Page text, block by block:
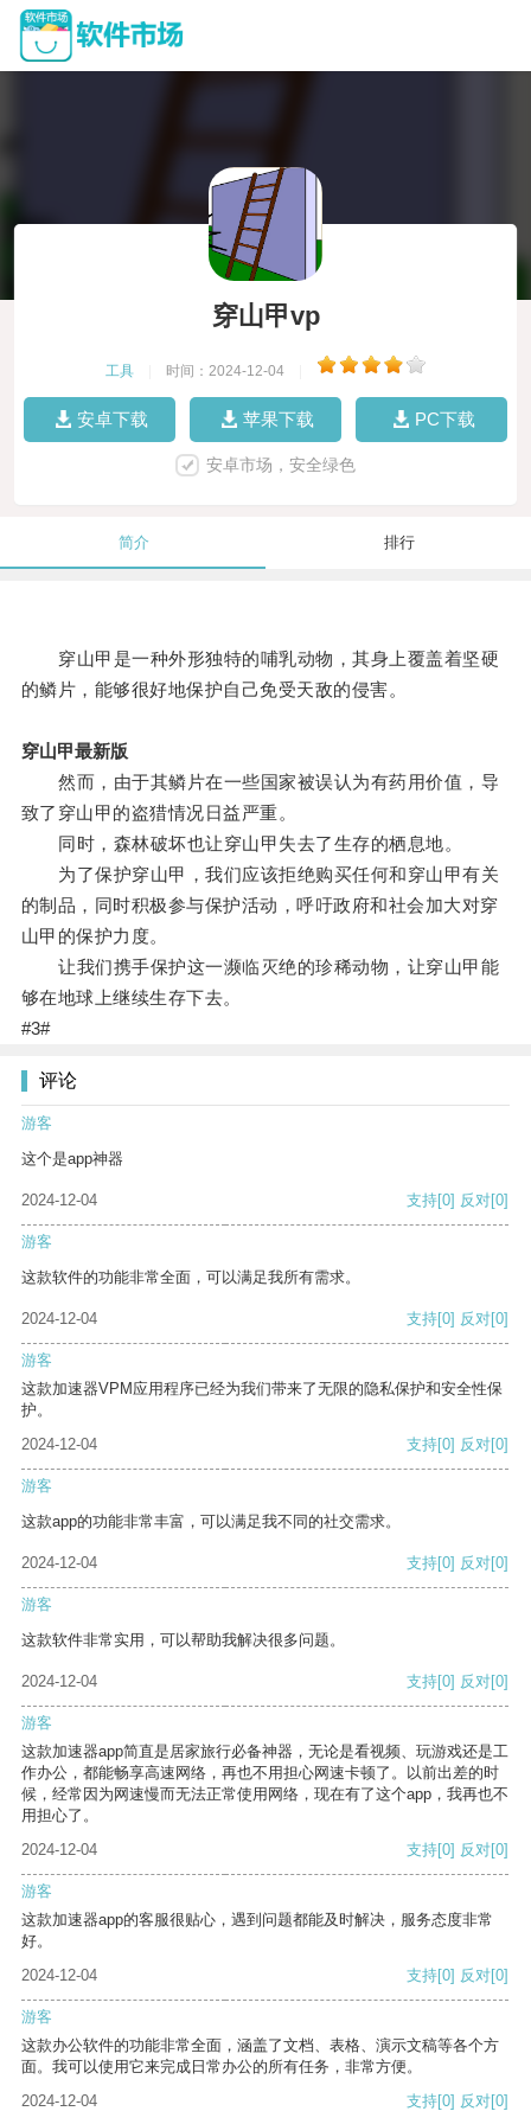
穿山甲vp
工具 时间：2024-12-04
安卓下载 苹果下载 PC下载
安卓市场，安全绿色
简介 排行
穿山甲是一种外形独特的哺乳动物，其身上覆盖着坚硬
的鳞片，能够很好地保护自己免受天敌的侵害。
穿山甲最新版
然而，由于其鳞片在一些国家被误认为有药用价值，导
致了穿山甲的盗猎情况日益严重。
同时，森林破坏也让穿山甲失去了生存的栖息地。
为了保护穿山甲，我们应该拒绝购买任何和穿山甲有关
的制品，同时积极参与保护活动，呼吁政府和社会加大对穿
山甲的保护力度。
让我们携手保护这一濒临灭绝的珍稀动物，让穿山甲能
够在地球上继续生存下去。
#3#
评论
游客
这个是app神器
2024-12-04 支持[0] 反对[0]
游客
这款软件的功能非常全面，可以满足我所有需求。
2024-12-04 支持[0] 反对[0]
游客
这款加速器VPM应用程序已经为我们带来了无限的隐私保护和安全性保
护。
2024-12-04
支持[0] 反对[0]
游客
这款app的功能非常丰富，可以满足我不同的社交需求。
2024-12-04 支持[0] 反对[0]
游客
这款软件非常实用，可以帮助我解决很多问题。
2024-12-04 支持[0] 反对[0]
游客
这款加速器app简直是居家旅行必备神器，无论是看视频、玩游戏还是工
作办公，都能畅享高速网络，再也不用担心网速卡顿了。以前出差的时
候，经常因为网速慢而无法正常使用网络，现在有了这个app，我再也不
用担心了。
2024-12-04
支持[0] 反对[0]
游客
这款加速器app的客服很贴心，遇到问题都能及时解决，服务态度非常
好。
2024-12-04
支持[0] 反对[0]
游客
这款办公软件的功能非常全面，涵盖了文档、表格、演示文稿等各个方
面。我可以使用它来完成日常办公的所有任务，非常方便。
2024-12-04
支持[0] 反对[0]